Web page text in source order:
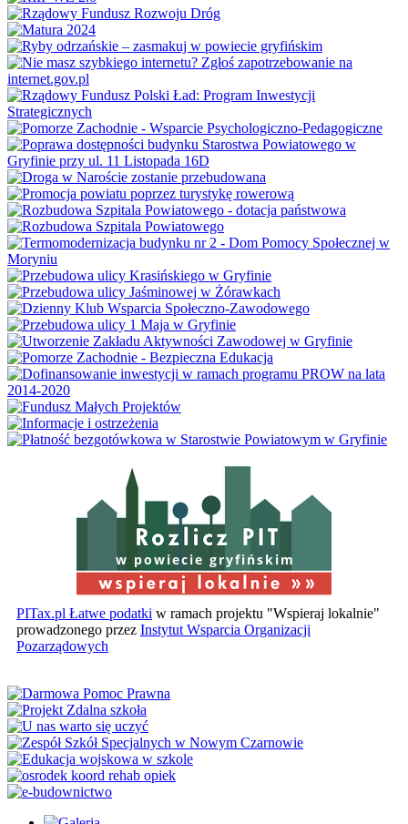
w powiecie gryfińskim
PITax.pl Łatwe podatki w ramach projektu "Wspieraj lokalnie"
prowadzonego przez Instytut Wsparcia Organizacji
Pozarządowych